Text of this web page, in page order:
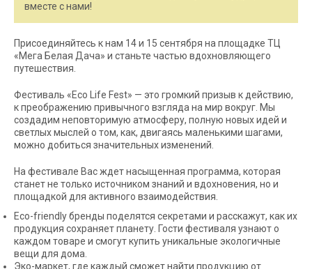
вместе с нами!
Присоединяйтесь к нам 14 и 15 сентября на площадке ТЦ
«Мега Белая Дача» и станьте частью вдохновляющего
путешествия.
Фестиваль «Eco Life Fest» — это громкий призыв к действию,
к преображению привычного взгляда на мир вокруг. Мы
создадим неповторимую атмосферу, полную новых идей и
светлых мыслей о том, как, двигаясь маленькими шагами,
можно добиться значительных изменений.
На фестивале Вас ждет насыщенная программа, которая
станет не только источником знаний и вдохновения, но и
площадкой для активного взаимодействия.
Eco-friendly бренды поделятся секретами и расскажут, как их
продукция сохраняет планету. Гости фестиваля узнают о
каждом товаре и смогут купить уникальные экологичные
вещи для дома.
Эко-маркет, где каждый сможет найти продукцию от